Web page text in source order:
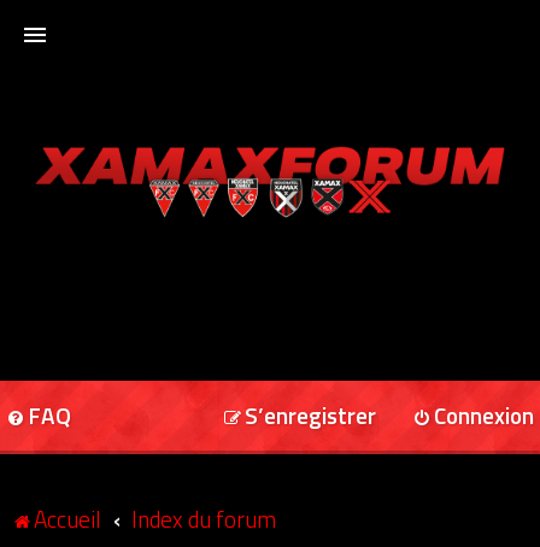
XAMAXFORUM
FAQ Connexion
S’enregistrer
Accueil Index du forum